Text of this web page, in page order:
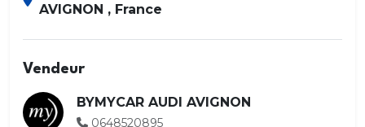
AVIGNON , France
Vendeur
BYMYCAR AUDI AVIGNON
0648520895